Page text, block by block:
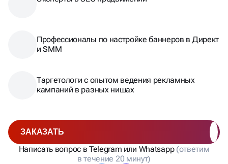
Профессионалы по настройке баннеров в Директ
и SMM
Таргетологи с опытом ведения рекламных
кампаний в разных нишах
ЗАКАЗАТЬ
Написать вопрос в Telegram или Whatsapp (ответим
в течение 20 минут)